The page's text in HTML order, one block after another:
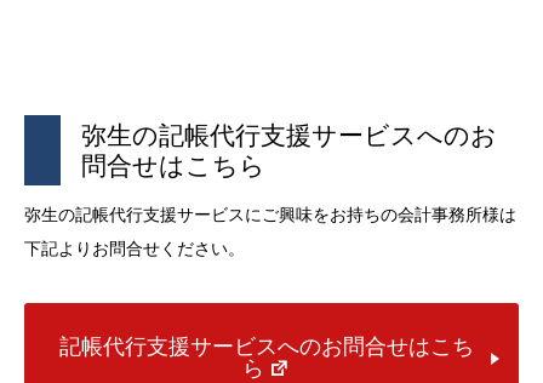
弥生の記帳代行支援サービスへのお
問合せはこちら
弥生の記帳代行支援サービスにご興味をお持ちの会計事務所様は
下記よりお問合せください。
記帳代行支援サービスへのお問合せはこち
ら